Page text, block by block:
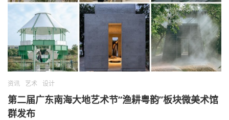
资讯 艺术 设计
第二届广东南海大地艺术节“渔耕粤韵”板块微美术馆
群发布